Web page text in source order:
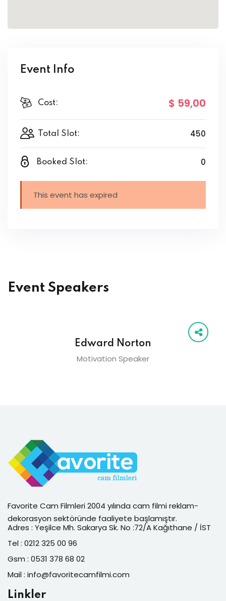
Event Info
Cost: $ 59,00
Total Slot: 450
Booked Slot: 0
This event has expired
Event Speakers
Edward Norton
Motivation Speaker
Favorite Cam Filmleri 2004 yılında cam filmi reklam-
dekorasyon sektöründe faaliyete başlamıştır.
Adres : Yeşilce Mh. Sakarya Sk. No :72/A Kağıthane / İST
Tel : 0212 325 00 96
Gsm : 0531 378 68 02
Mail : info@favoritecamfilmi.com
Linkler